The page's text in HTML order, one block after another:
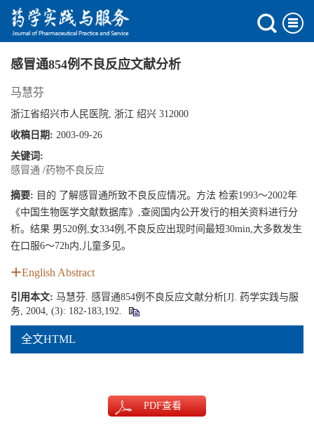
感冒通854例不良反应文献分析
马慧芬
浙江省绍兴市人民医院, 浙江 绍兴 312000
收稿日期: 2003-09-26
关键词:
感冒通 /药物不良反应
摘要: 目的 了解感冒通所致不良反应情况。方法 检索1993～2002年
《中国生物医学文献数据库》,查阅国内公开发行的相关资料进行分
析。结果 男520例,女334例,不良反应出现时间最短30min,大多数发生
在口服6～72h内,儿童多见。
English Abstract
引用本文: 马慧芬. 感冒通854例不良反应文献分析[J]. 药学实践与服
务, 2004, (3): 182-183,192.
全文HTML
PDF查看